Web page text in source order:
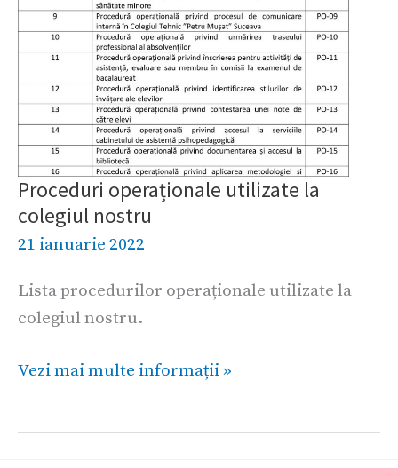
Proceduri operaționale utilizate la
colegiul nostru
21 ianuarie 2022
Lista procedurilor operaționale utilizate la
colegiul nostru.
Vezi mai multe informații »